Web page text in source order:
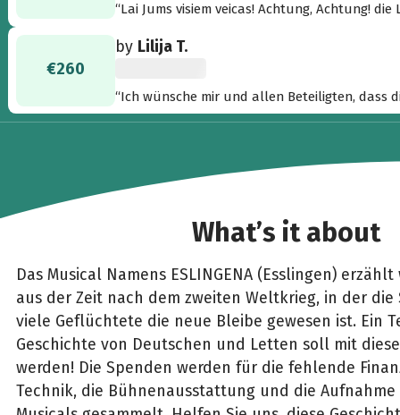
“Lai Jums visiem veicas! Achtung, Achtung! die
€260
by Lilija T.
“Ich wünsche mir und allen Beteiligten, dass
könnt das! Ich stehe hinter euch!”
What’s it about
Das Musical Namens ESLINGENA (Esslingen)
aus der Zeit nach dem zweiten Weltkrieg, in der
viele Geflüchtete die neue Bleibe gewesen ist. Ein
Geschichte von Deutschen und Letten soll mit
werden! Die Spenden werden für die fehlende
Technik, die Bühnenausstattung und die